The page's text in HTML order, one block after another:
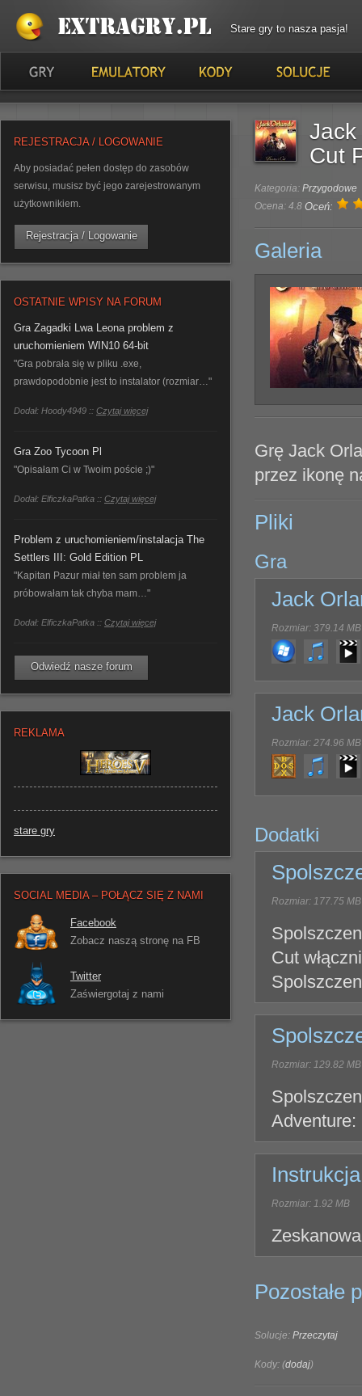
Stare gry to nasza pasja!
REJESTRACJA / LOGOWANIE
Aby posiadać pełen dostęp do zasobów
serwisu, musisz być jego zarejestrowanym
użytkownikiem.
Rejestracja / Logowanie
OSTATNIE WPISY NA FORUM
Gra Zagadki Lwa Leona problem z
uruchomieniem WIN10 64-bit
"Gra pobrała się w pliku .exe,
prawdopodobnie jest to instalator (rozmiar…"
Dodał: Hoody4949 :: Czytaj więcej
Gra Zoo Tycoon Pl
"Opisałam Ci w Twoim poście ;)"
Dodał: ElficzkaPatka :: Czytaj więcej
Problem z uruchomieniem/instalacja The
Settlers III: Gold Edition PL
"Kapitan Pazur miał ten sam problem ja
próbowałam tak chyba mam…"
Dodał: ElficzkaPatka :: Czytaj więcej
Odwiedź nasze forum
REKLAMA
stare gry
SOCIAL MEDIA – POŁĄCZ SIĘ Z NAMI
Facebook
Zobacz naszą stronę na FB
Twitter
Zaświergotaj z nami
Jack
Cut
Kategoria: Przygodowe
Ocena: 4.8 Oceń:
Galeria
Grę Jack
przez ikonę
Pliki
Gra
Jack
Rozmiar: 379.14 MB
Jack
Rozmiar: 274.96 MB
Dodatki
Rozmiar: 177.75 MB
Cut
Rozmiar: 129.82 MB
Adventure:
Instrukcja
Rozmiar: 1.92 MB
Pozostałe
Solucje: Przeczytaj
Kody: (dodaj)